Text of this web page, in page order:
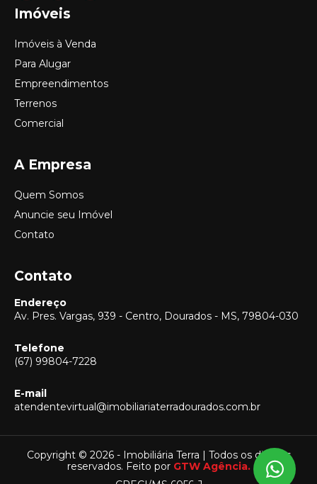
Imóveis
Imóveis à Venda
Para Alugar
Empreendimentos
Terrenos
Comercial
A Empresa
Quem Somos
Anuncie seu Imóvel
Contato
Contato
Endereço
Av. Pres. Vargas, 939 - Centro, Dourados - MS, 79804-030
Telefone
(67) 99804-7228
E-mail
atendentevirtual@imobiliariaterradourados.com.br
Copyright © 2026 - Imobiliária Terra | Todos os direitos
reservados. Feito por GTW Agência.
Vendas
(67) 99804-7228
Locação
(67) 99804-7228